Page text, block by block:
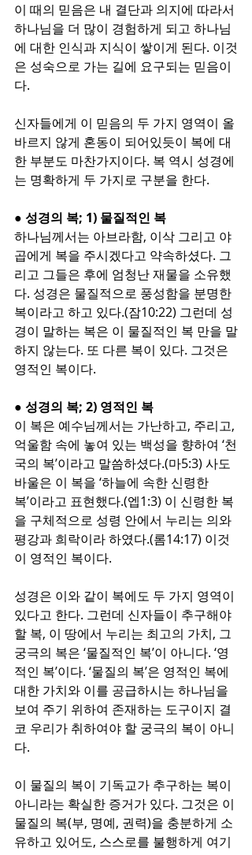
이 때의 믿음은 내 결단과 의지에 따라서
하나님을 더 많이 경험하게 되고 하나님
에 대한 인식과 지식이 쌓이게 된다. 이것
은 성숙으로 가는 길에 요구되는 믿음이
다.
신자들에게 이 믿음의 두 가지 영역이 올
바르지 않게 혼동이 되어있듯이 복에 대
한 부분도 마찬가지이다. 복 역시 성경에
는 명확하게 두 가지로 구분을 한다.
● 성경의 복; 1) 물질적인 복
하나님께서는 아브라함, 이삭 그리고 야
곱에게 복을 주시겠다고 약속하셨다. 그
리고 그들은 후에 엄청난 재물을 소유했
다. 성경은 물질적으로 풍성함을 분명한
복이라고 하고 있다.(잠10:22) 그런데 성
경이 말하는 복은 이 물질적인 복 만을 말
하지 않는다. 또 다른 복이 있다. 그것은
영적인 복이다.
● 성경의 복; 2) 영적인 복
이 복은 예수님께서는 가난하고, 주리고,
억울함 속에 놓여 있는 백성을 향하여 ‘천
국의 복’이라고 말씀하셨다.(마5:3) 사도
바울은 이 복을 ‘하늘에 속한 신령한
복’이라고 표현했다.(엡1:3) 이 신령한 복
을 구체적으로 성령 안에서 누리는 의와
평강과 희락이라 하였다.(롬14:17) 이것
이 영적인 복이다.
성경은 이와 같이 복에도 두 가지 영역이
있다고 한다. 그런데 신자들이 추구해야
할 복, 이 땅에서 누리는 최고의 가치, 그
궁극의 복은 ‘물질적인 복’이 아니다. ‘영
적인 복’이다. ‘물질의 복’은 영적인 복에
대한 가치와 이를 공급하시는 하나님을
보여 주기 위하여 존재하는 도구이지 결
코 우리가 취하여야 할 궁극의 복이 아니
다.
이 물질의 복이 기독교가 추구하는 복이
아니라는 확실한 증거가 있다. 그것은 이
물질의 복(부, 명예, 권력)을 충분하게 소
유하고 있어도, 스스로를 불행하게 여기